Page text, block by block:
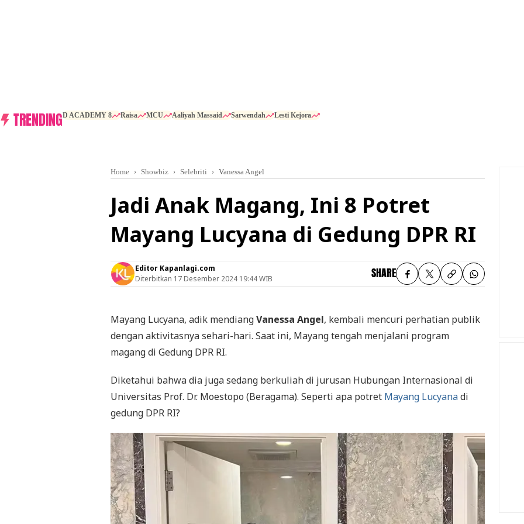
TRENDINGD ACADEMY 8 Raisa MCU Aaliyah Massaid Sarwendah Lesti Kejora
Home Showbiz Selebriti Vanessa Angel
Jadi Anak Magang, Ini 8 Potret
Mayang Lucyana di Gedung DPR RI
Editor Kapanlagi.com
Diterbitkan 17 Desember 2024 19:44 WIB SHARE
Mayang Lucyana, adik mendiangVanessa Angel, kembali mencuri perhatian publik
dengan aktivitasnya sehari-hari. Saat ini, Mayang tengah menjalani program
magang di Gedung DPR RI.
Diketahui bahwa dia juga sedang berkuliah di jurusan Hubungan Internasional di
Universitas Prof. Dr. Moestopo (Beragama). Seperti apa potret Mayang Lucyanadi
gedung DPR RI?